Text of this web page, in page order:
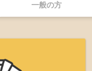
一般の方